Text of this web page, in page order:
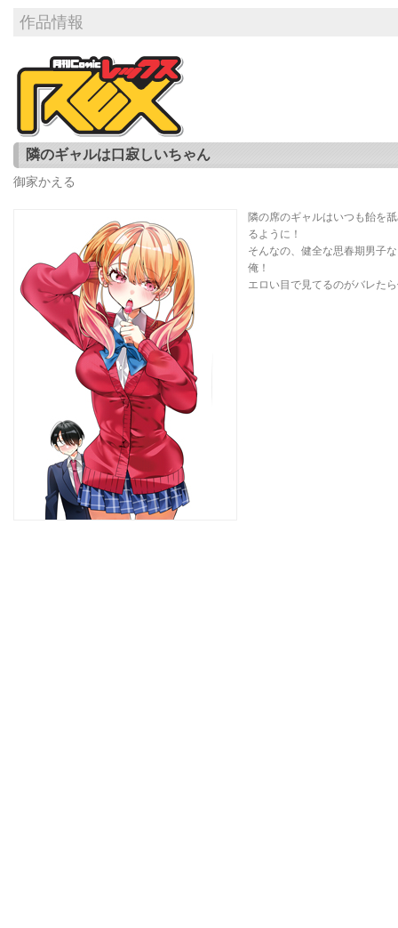
作品情報
隣のギャルは口寂しいちゃん
御家かえる
隣の席のギャルはいつも飴を
るように！
そんなの、健全な思春期男子
俺！
エロい目で見てるのがバレた